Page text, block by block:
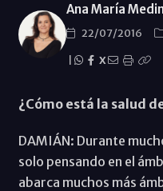
Ana María
22/07/2016
X
¿Cómo está la salud
DAMIÁN: Durante
solo pensando en el
abarca muchos más